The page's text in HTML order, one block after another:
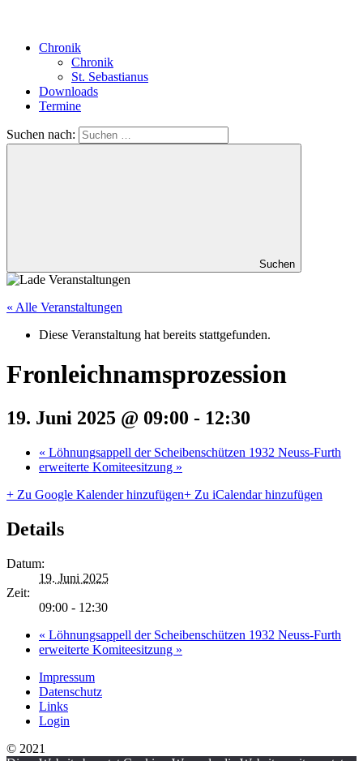
Chronik
Chronik
St. Sebastianus
Downloads
Termine
Suchen nach:
Suchen
« Alle Veranstaltungen
Diese Veranstaltung hat bereits stattgefunden.
Fronleichnamsprozession
19. Juni 2025 @ 09:00 - 12:30
« Löhnungsappell der Scheibenschützen 1932 Neuss-Furth
erweiterte Komiteesitzung »
+ Zu Google Kalender hinzufügen+ Zu iCalendar hinzufügen
Details
Datum:
19. Juni 2025
Zeit:
09:00 - 12:30
« Löhnungsappell der Scheibenschützen 1932 Neuss-Furth
erweiterte Komiteesitzung »
Impressum
Datenschutz
Links
Login
© 2021